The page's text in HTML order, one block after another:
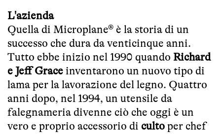
L'azienda
Quella di Microplane® è la storia di un
successo che dura da venticinque anni.
Tutto ebbe inizio nel 1990 quando Richard
e Jeff Grace inventarono un nuovo tipo di
lama per la lavorazione del legno. Quattro
anni dopo, nel 1994, un utensile da
falegnameria divenne ciò che oggi è un
vero e proprio accessorio di culto per chef